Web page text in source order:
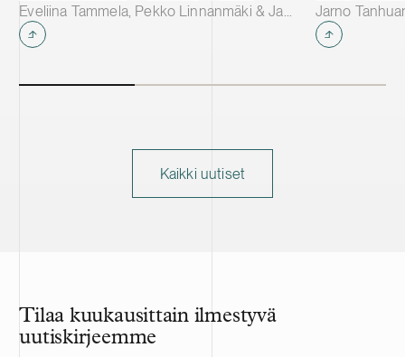
Jarno
Kaikki uutiset
Tilaa kuukausittain ilmestyvä
uutiskirjeemme